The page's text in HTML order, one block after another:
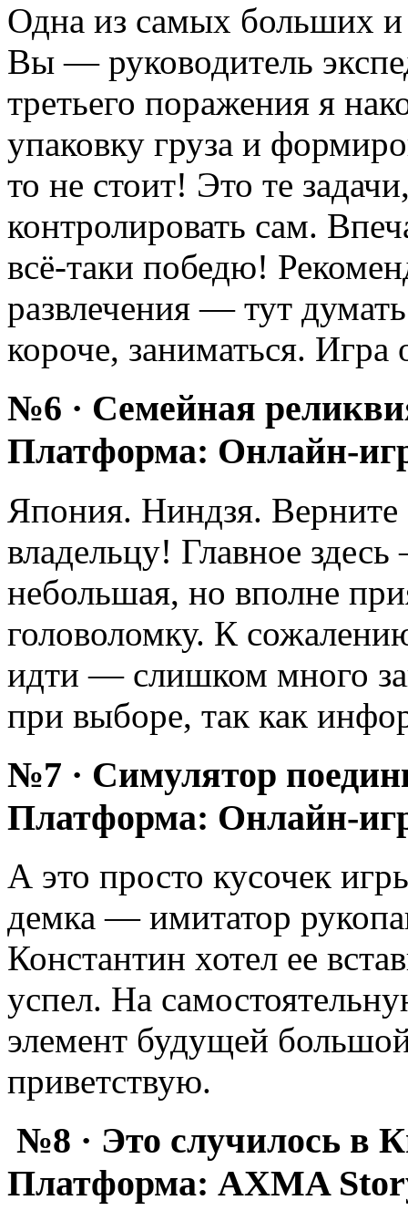
Одна из самых больших и
Вы — руководитель
третьего поражения я
упаковку груза и
то не стоит! Это те
контролировать сам.
всё-таки победю!
развлечения — тут
короче, заниматься. Игра
№6 · Семейная
Платформа: Онлайн-
Япония. Ниндзя.
владельцу! Главное
небольшая, но вполне
головоломку. К
идти — слишком много
при выборе, так как
№7 · Симулятор
Платформа: Онлайн-
А это просто кусочек
демка — имитатор
Константин хотел ее
успел. На
элемент будущей
приветствую.
№8 · Это случилось в
Платформа: AXMA